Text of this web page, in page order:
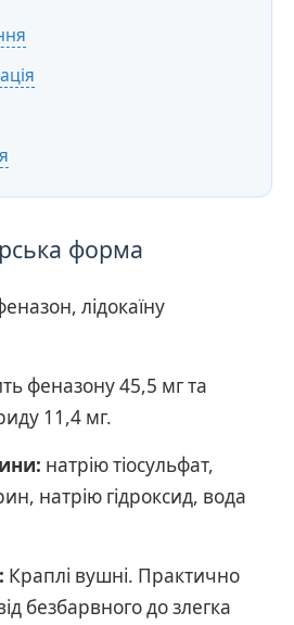
форма
лідокаїну
феназону 45,5 мг та
11,4 мг.
натрію тіосульфат,
натрію гідроксид, вода
Краплі вушні. Практично
безбарвного до злегка